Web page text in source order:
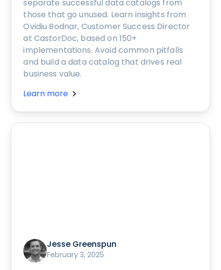
separate successful data catalogs from
those that go unused. Learn insights from
Ovidiu Bodnar, Customer Success Director
at CastorDoc, based on 150+
implementations. Avoid common pitfalls
and build a data catalog that drives real
business value.
Learn more
Jesse Greenspun
February 3, 2025